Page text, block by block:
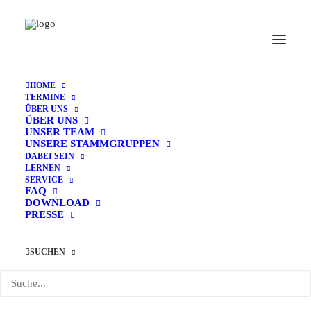
HOME
TERMINE
ÜBER UNS
ÜBER UNS
UNSER TEAM
UNSERE STAMMGRUPPEN
DABEI SEIN
LERNEN
SERVICE
FAQ
DOWNLOAD
PRESSE
SUCHEN
« Alle Veranstaltungen
Diese Veranstaltung hat bereits stattgefunden.